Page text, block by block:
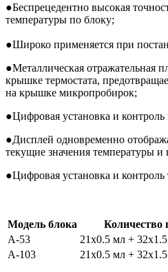
●Беспрецедентно высокая
температуры по блоку;
●Широко применяется при
●Металлическая отражательная
крышке термостата,
на крышке микропробирок;
●Цифровая установка и
●Дисплей одновременно
текущие значения температуры и
●Цифровая установка и
Модель блока
Количество
A-53
21x0.5 мл +
A-103
21x0.5 мл +